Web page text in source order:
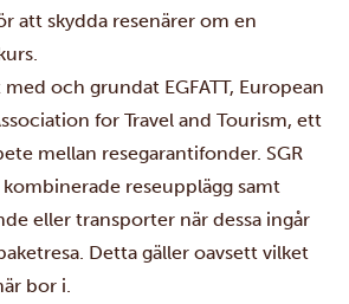
att skydda resenärer om en
med och grundat EGFATT, European
for Travel and Tourism, ett
mellan resegarantifonder. SGR
reseupplägg samt
eller transporter när dessa ingår
Detta gäller oavsett vilket
bor i.